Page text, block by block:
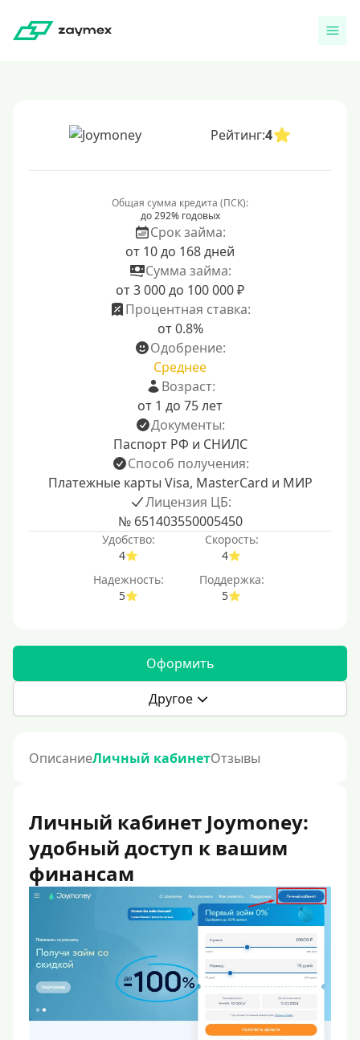
Рейтинг:4
Общая сумма кредита (ПСК):
до 292% годовых
Срок займа:
от 10 до 168 дней
Сумма займа:
от 3 000 до 100 000 ₽
Процентная ставка:
от 0.8%
Одобрение:
Среднее
Возраст:
от 1 до 75 лет
Документы:
Паспорт РФ и СНИЛС
Способ получения:
Платежные карты Visa, MasterCard и МИР
Лицензия ЦБ:
№ 651403550005450
Удобство:
4
Скорость:
4
Надежность:
5
Поддержка:
5
Оформить
Другое
ОписаниеЛичный кабинетОтзывы
Личный кабинет Joymoney:
удобный доступ к вашим
финансам